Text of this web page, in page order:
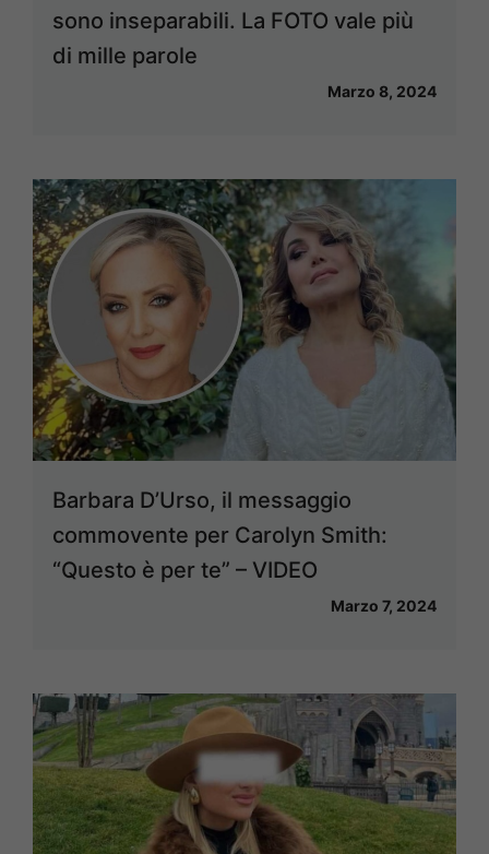
sono inseparabili. La FOTO vale più
di mille parole
Marzo 8, 2024
Barbara D’Urso, il messaggio
commovente per Carolyn Smith:
“Questo è per te” – VIDEO
Marzo 7, 2024